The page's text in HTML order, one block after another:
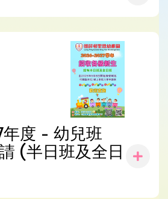
度 - 幼兒班
(半日班及全日